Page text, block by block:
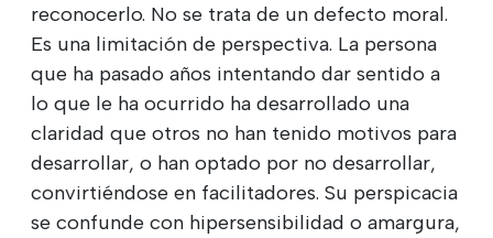
reconocerlo. No se trata de un defecto moral.
Es una limitación de perspectiva. La persona
que ha pasado años intentando dar sentido a
lo que le ha ocurrido ha desarrollado una
claridad que otros no han tenido motivos para
desarrollar, o han optado por no desarrollar,
convirtiéndose en facilitadores. Su perspicacia
se confunde con hipersensibilidad o amargura,